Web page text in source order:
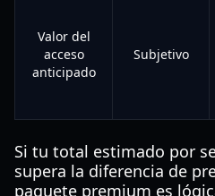
Valor del
acceso
anticipado
Subjetivo
Si tu total estimado por
supera la diferencia de
paquete premium es